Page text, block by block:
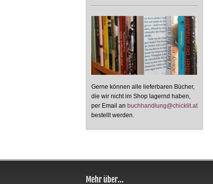
Gerne können alle lieferbaren Bücher,
die wir nicht im Shop lagernd haben,
per Email an buchhandlung@chicklit.at
bestellt werden.
Mehr über...